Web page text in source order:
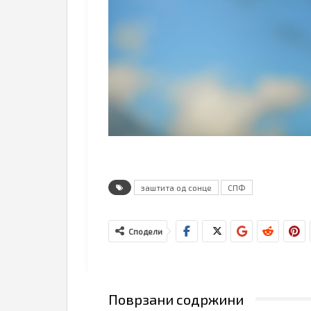
заштита од сонце СПФ
Сподели
Поврзани содржини